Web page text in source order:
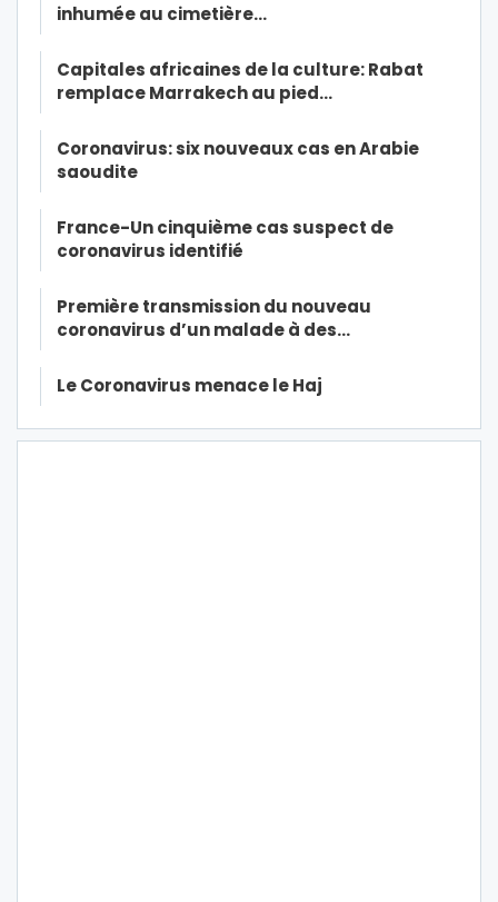
inhumée au cimetière…
Capitales africaines de la culture: Rabat
remplace Marrakech au pied…
Coronavirus: six nouveaux cas en Arabie
saoudite
France-Un cinquième cas suspect de
coronavirus identifié
Première transmission du nouveau
coronavirus d’un malade à des…
Le Coronavirus menace le Haj